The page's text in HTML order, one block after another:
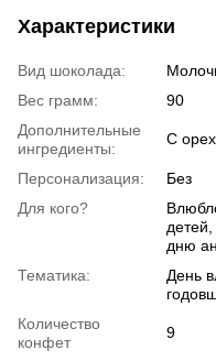
Характеристики
Вид шоколада:
Вес грамм:
90
Дополнительные
ингредиенты:
С
Персонализация:
Без
Для кого?
дню
Тематика:
День
Количество
конфет
9